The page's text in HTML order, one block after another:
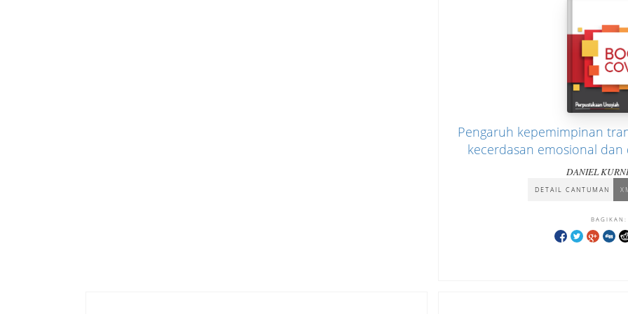
Pengaruh kepemimpinan
kecerdasan emosional
kinerja karyawan (studi
Kantor Pusat
DANIEL
DETAIL CANTUMAN
BAGIKAN: